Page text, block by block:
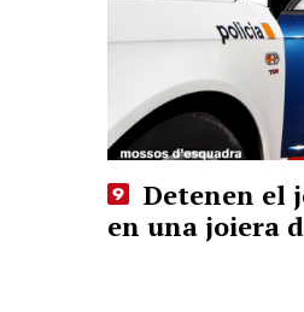
Detenen el
en una joiera